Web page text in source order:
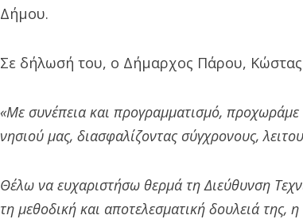
Δήμου.
Σε δήλωσή του, ο Δήμαρχος Πάρου,
«Με συνέπεια και προγραμματισμό,
νησιού μας, διασφαλίζοντας σύγχρονους,
Θέλω να ευχαριστήσω θερμά τη Διεύθυνση
τη μεθοδική και αποτελεσματική δουλειά